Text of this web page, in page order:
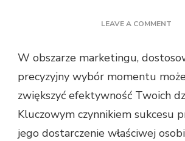
LEAVE A COMMENT
W obszarze marketingu,
precyzyjny wybór momentu
zwiększyć efektywność Twoich
Kluczowym czynnikiem sukcesu
jego dostarczenie właściwej